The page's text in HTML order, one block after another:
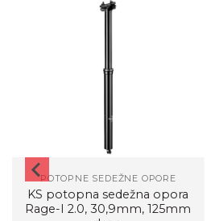
POTOPNE SEDEŽNE OPORE
KS potopna sedežna opora
Rage-I 2.0, 30,9mm, 125mm